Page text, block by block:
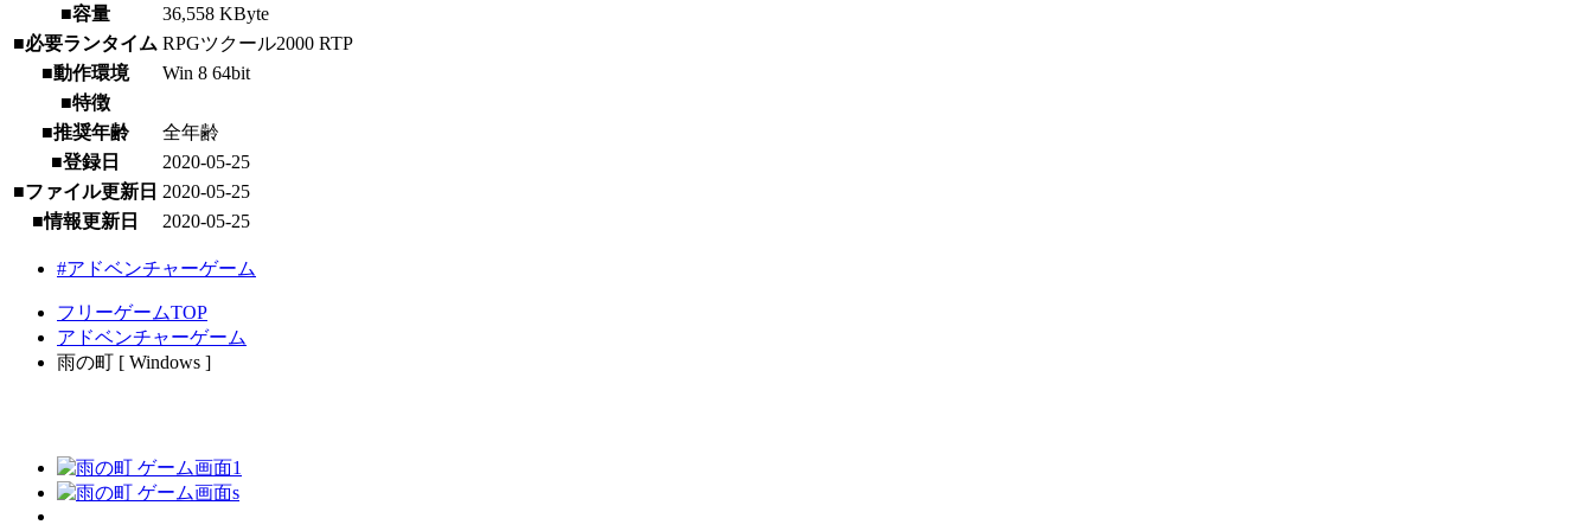
■容量
36,558 KByte
■必要ランタイム RPGツクール2000 RTP
■動作環境
Win 8 64bit
■特徴
■推奨年齢
全年齢
■登録日
2020-05-25
■ファイル更新日 2020-05-25
■情報更新日
2020-05-25
#アドベンチャーゲーム
フリーゲームTOP
アドベンチャーゲーム
雨の町 [ Windows ]